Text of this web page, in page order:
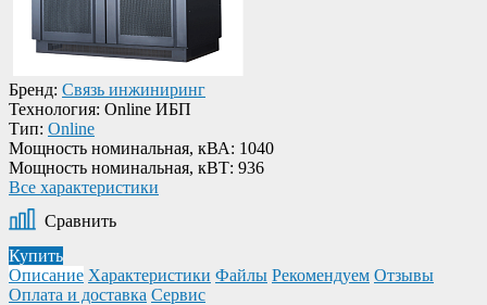
Бренд: Связь инжиниринг
Технология: Online ИБП
Тип: Online
Мощность номинальная, кВА: 1040
Мощность номинальная, кВТ: 936
Все характеристики
Сравнить
Купить
Описание Характеристики Файлы Рекомендуем Отзывы
Оплата и доставка Сервис